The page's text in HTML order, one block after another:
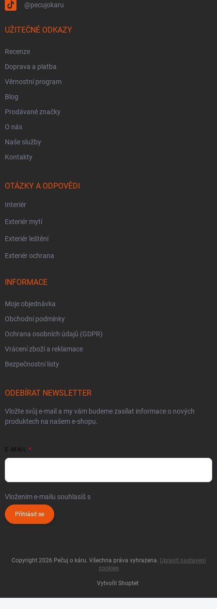
@pecujokaru
UŽITEČNÉ ODKAZY
Recenze
Doprava a platba
Věrnostní program
Blog
Prodávané značky
O nás
Naše služby
Kontakty
OTÁZKY A ODPOVĚDI
Interiér
Exteriér mytí
Exteriér leštění
Exteriér ochrana
INFORMACE
Moje objednávka
Obchodní podmínky
Ochrana osobních údajů (GDPR)
Vrácení zboží a reklamace
Bezpečnostní listy
ODEBÍRAT NEWSLETTER
Vložte svůj e-mail a my vám budeme zasílat informace o nových
produktech na našem e-shopu.
E-MAIL
Vložením e-mailu souhlasíš s
Přihlásit se
Vytvořil Shoptet
Copyright 2026 Pečuj o káru . Všechna práva vyhrazena. Upravit nastavení
cookies